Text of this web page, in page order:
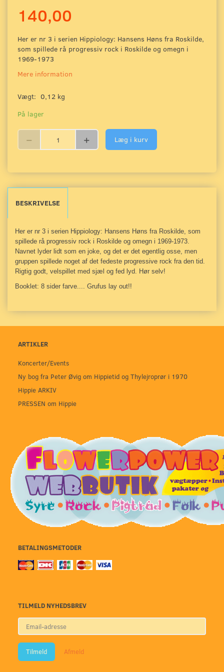
140,00
Her er nr 3 i serien Hippiology: Hansens Høns fra Roskilde,
som spillede rå progressiv rock i Roskilde og omegn i
1969-1973
Mere information
Vægt: 0,12 kg
På lager
Læg i kurv
BESKRIVELSE
Her er nr 3 i serien Hippiology: Hansens Høns fra Roskilde, som
spillede rå progressiv rock i Roskilde og omegn i 1969-1973.
Navnet lyder lidt som en joke, og det er det egentlig osse, men
gruppen spillede noget af det fedeste progressive rock fra den tid.
Rigtig godt, velspillet med sjæl og fed lyd. Hør selv!
Booklet: 8 sider farve.... Grufus lay out!!
ARTIKLER
Koncerter/Events
Ny bog fra Peter Øvig om Hippietid og Thylejroprør i 1970
Hippie ARKIV
PRESSEN om Hippie
BETALINGSMETODER
TILMELD NYHEDSBREV
Email-
adresse
Tilmeld Afmeld